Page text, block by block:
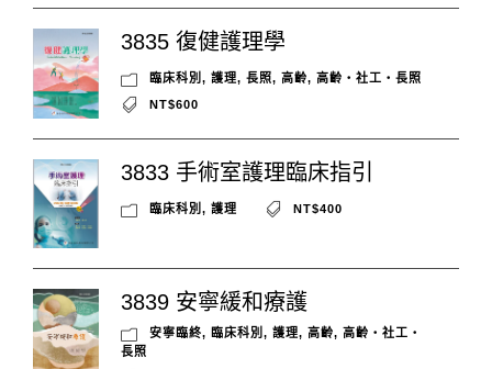
3835 復健護理學
臨床科別 , 護理, 長照, 高齡, 高齡‧社工‧長照
NT$600
3833 手術室護理臨床指引
臨床科別 , 護理 NT$400
3839 安寧緩和療護
安寧臨終, 臨床科別 , 護理, 高齡, 高齡‧社工‧
長照